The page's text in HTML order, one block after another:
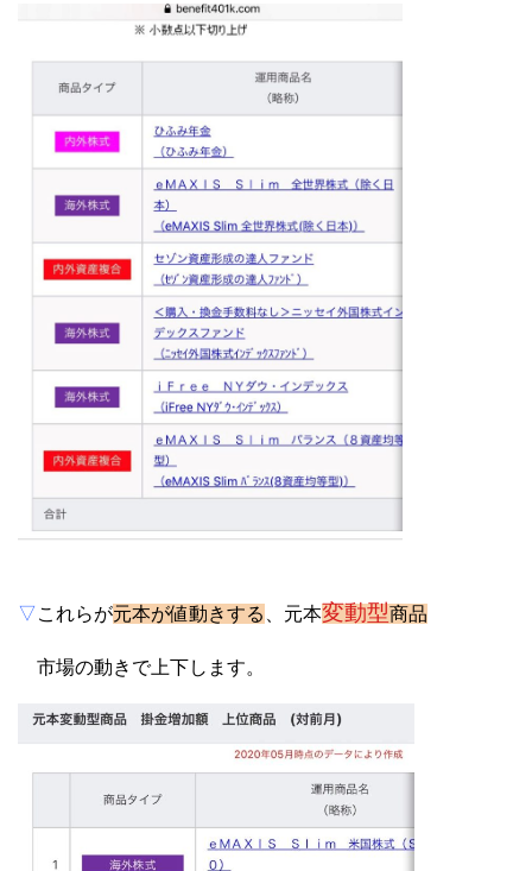
▽これらが元本が値動きする 、元本変動型商品
市場の動きで上下します。